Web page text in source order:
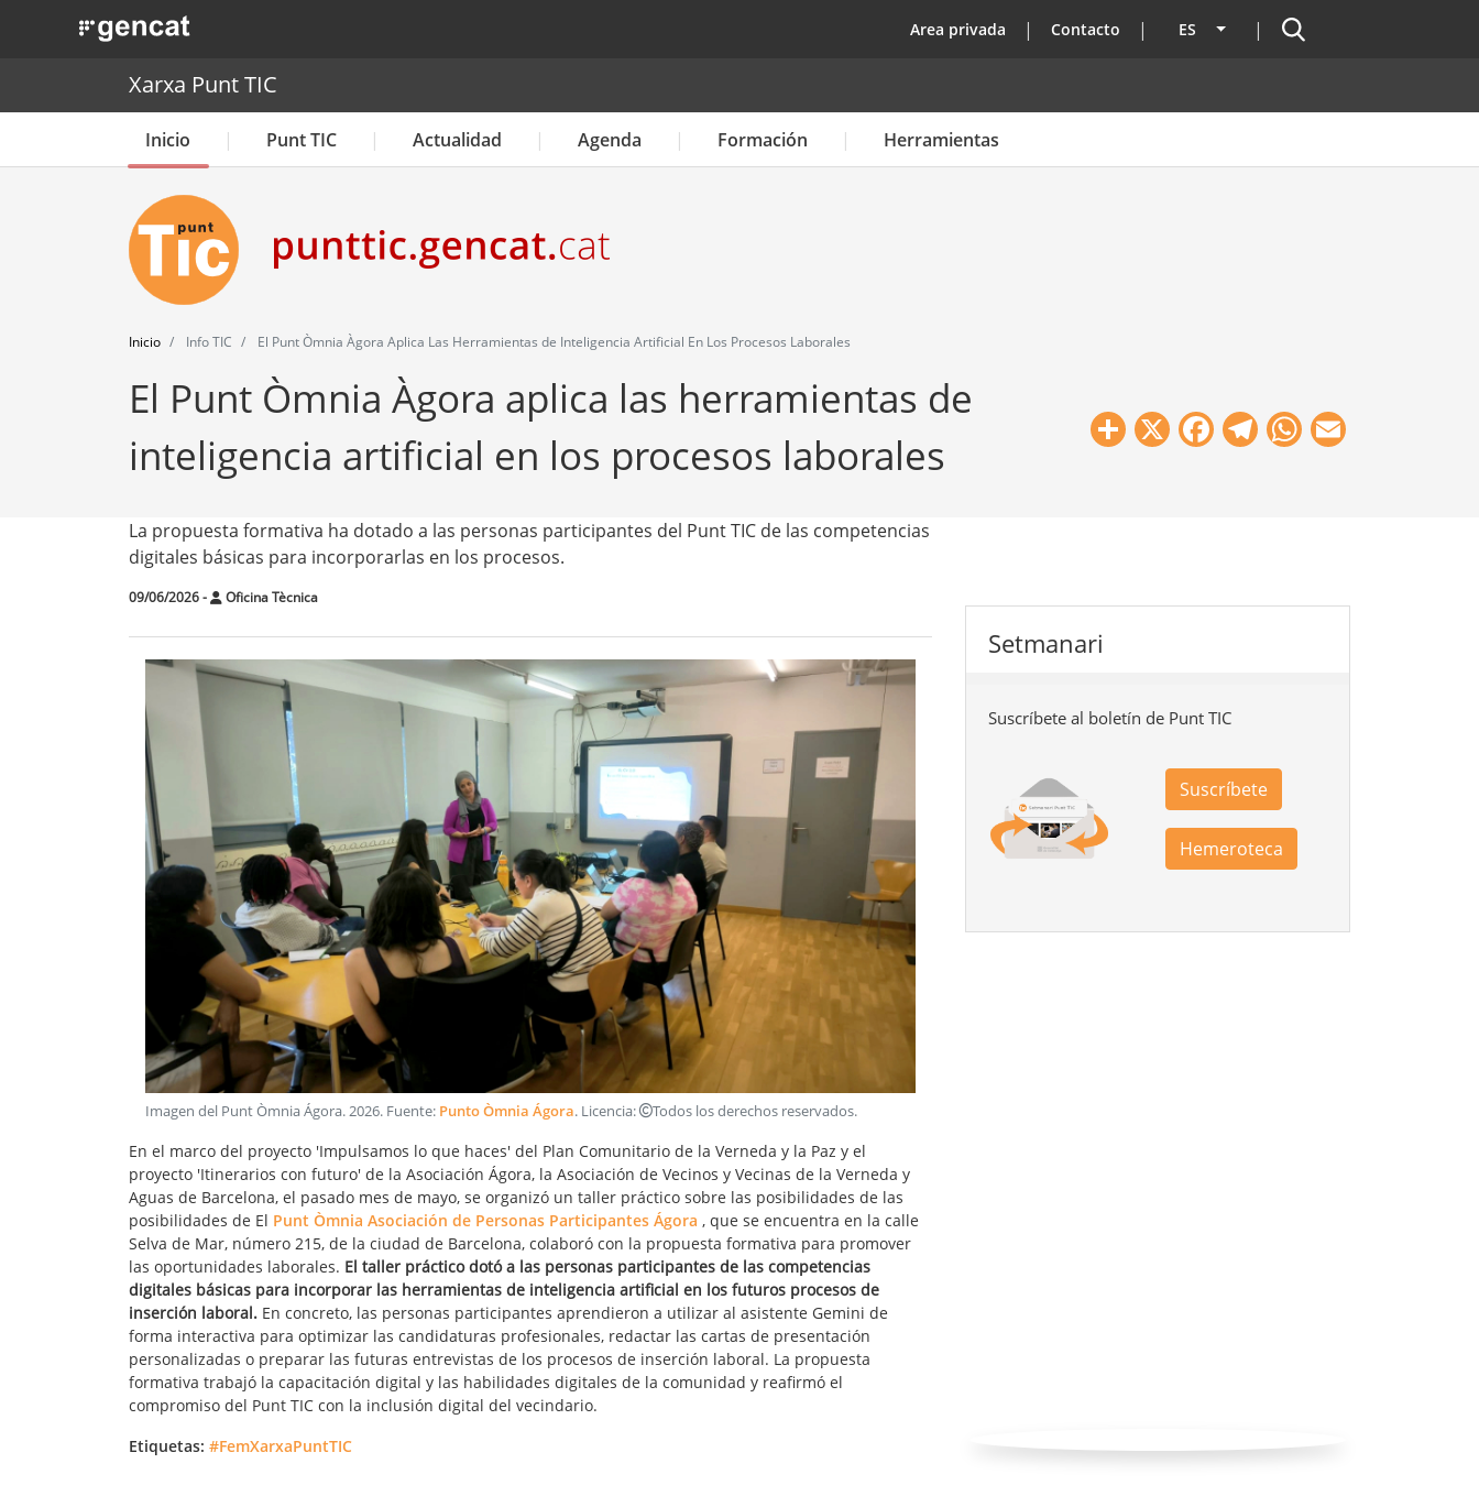
. Obre en una nova finestra. top
Area privada Contacto ES Lista adicional de acciones
Buscador
Xarxa Punt TIC
Inicio Punt TIC Actualidad Agenda Formación Herramientas
Inicio Info TIC El Punt Òmnia Àgora Aplica Las Herramientas de Inteligencia Artificial En Los Procesos Laborales
El Punt Òmnia Àgora aplica las herramientas de
inteligencia artificial en los procesos laborales
Share
X Facebook
Telegram
WhatsApp
La propuesta formativa ha dotado a las personas participantes del Punt TIC de las competencias
digitales básicas para incorporarlas en los procesos.
09/06/2026- Oficina Tècnica
Imagen del Punt Òmnia Ágora.2026. Fuente: Punto Òmnia Ágora. Licencia: Todos los derechos reservados.
En el marco del proyecto 'Impulsamos lo que haces' del Plan Comunitario de la Verneda y la Paz y el
proyecto 'Itinerarios con futuro' de la Asociación Ágora, la Asociación de Vecinos y Vecinas de la Verneda y
Aguas de Barcelona, el pasado mes de mayo, se organizó un taller práctico sobre las posibilidades de las
posibilidades de El Punt Òmnia Asociación de Personas Participantes Ágora , que se encuentra en la calle
Selva de Mar, número 215, de la ciudad de Barcelona, colaboró con la propuesta formativa para promover
las oportunidades laborales. El taller práctico dotó a las personas participantes de las competencias
digitales básicas para incorporar las herramientas de inteligencia artificial en los futuros procesos de
inserción laboral. En concreto, las personas participantes aprendieron a utilizar al asistente Gemini de
forma interactiva para optimizar las candidaturas profesionales, redactar las cartas de presentación
personalizadas o preparar las futuras entrevistas de los procesos de inserción laboral. La propuesta
formativa trabajó la capacitación digital y las habilidades digitales de la comunidad y reafirmó el
compromiso del Punt TIC con la inclusión digital del vecindario.
Etiquetas: #FemXarxaPuntTIC
Setmanari
Suscríbete al boletín de Punt TIC
Suscríbete
Hemeroteca